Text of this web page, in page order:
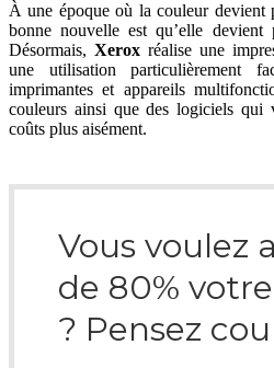
À une époque où la couleur devient
bonne nouvelle est qu’elle devient
Désormais, Xeroxréalise une
une utilisation particulièrement
imprimantes et appareils
couleurs ainsi que des logiciels qui
coûts plus aisément.
Vous voulez
de 80%
? Pensez